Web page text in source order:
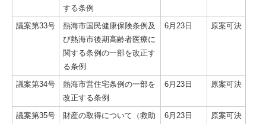
する条例
議案第33号
熱海市国民健康保険条例及
び熱海市後期高齢者医療に
関する条例の一部を改正す
る条例
6月23日 原案可決
議案第34号
熱海市営住宅条例の一部を
改正する条例
6月23日 原案可決
議案第35号
財産の取得について（救助
6月23日 原案可決